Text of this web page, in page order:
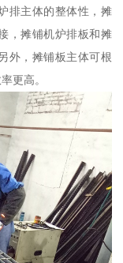
排主体的整体性，摊
，摊铺机炉排板和摊
外，摊铺板主体可根
更高。